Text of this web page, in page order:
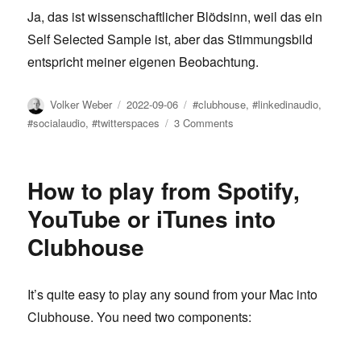
Ja, das ist wissenschaftlicher Blödsinn, weil das ein
Self Selected Sample ist, aber das Stimmungsbild
entspricht meiner eigenen Beobachtung.
Author
Volker Weber
Posted
on
2022-09-06 Tags
#clubhouse,#linkedinaudio,
#socialaudio,#twitterspaces 3 Comments
Social
Audio
How to play from Spotify,
YouTube or iTunes into
Clubhouse
It’s quite easy to play any sound from your Mac into
Clubhouse. You need two components: